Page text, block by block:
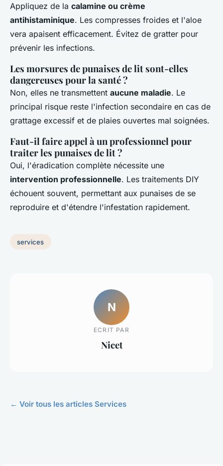
Appliquez de la calamine ou crème
antihistaminique. Les compresses froides et l'aloe
vera apaisent efficacement. Évitez de gratter pour
prévenir les infections.
Les morsures de punaises de lit sont-elles
dangereuses pour la santé ?
Non, elles ne transmettent aucune maladie. Le
principal risque reste l'infection secondaire en cas de
grattage excessif et de plaies ouvertes mal soignées.
Faut-il faire appel à un professionnel pour
traiter les punaises de lit ?
Oui, l'éradication complète nécessite une
intervention professionnelle. Les traitements DIY
échouent souvent, permettant aux punaises de se
reproduire et d'étendre l'infestation rapidement.
services
N
ECRIT PAR
Nicet
← Voir tous les articles Services